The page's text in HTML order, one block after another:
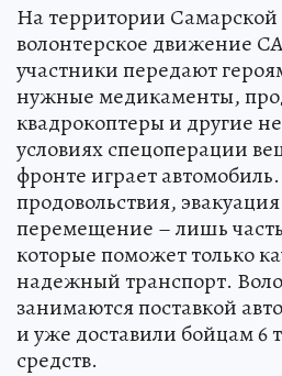
На территории Самарской
волонтерское движение
участники передают
нужные медикаменты,
квадрокоптеры и другие
условиях спецоперации
фронте играет
продовольствия,
перемещение – лишь
которые поможет только
надежный транспорт.
занимаются поставкой
и уже доставили бойцам 6
средств.